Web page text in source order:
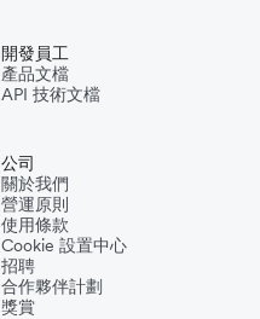
開發員工
產品文檔
API 技術文檔
公司
關於我們
營運原則
使用條款
Cookie 設置中心
招聘
合作夥伴計劃
獎賞